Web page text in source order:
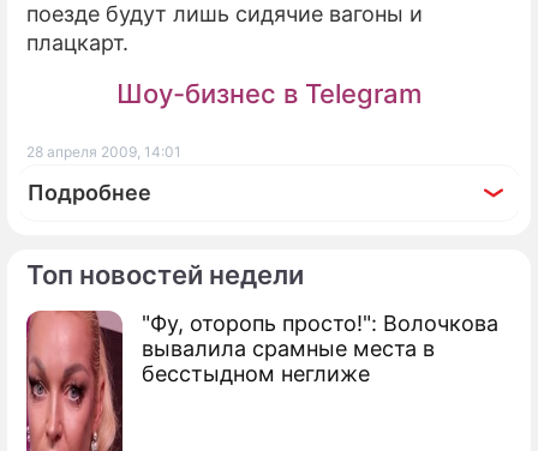
Топ новостей недели
"Фу, оторопь просто!": Волочкова
вывалила срамные места в
бесстыдном неглиже
поезде будут лишь сидячие вагоны и
плацкарт.
Шоу-бизнес в Telegram
28 апреля 2009, 14:01
Подробнее
По теме
Для туристов снизят цены на поезда
День Победы подарит незабываемое